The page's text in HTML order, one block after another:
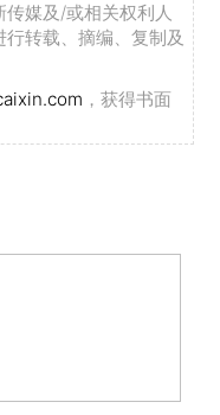
媒及/或相关权利人
转载、摘编、复制及
，获得书面